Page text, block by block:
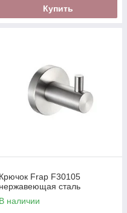
Купить
Крючок Frap F30105
нержавеющая сталь
В наличии